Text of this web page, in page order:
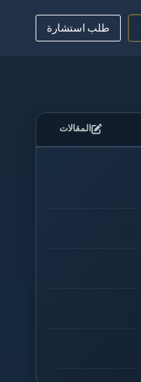
طلب استشارة
المقالات